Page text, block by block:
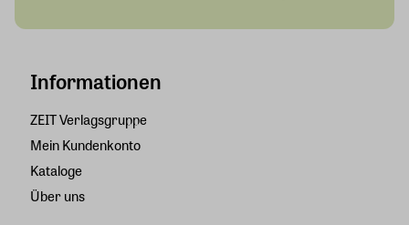
Informationen
ZEIT Verlagsgruppe
Mein Kundenkonto
Kataloge
Über uns